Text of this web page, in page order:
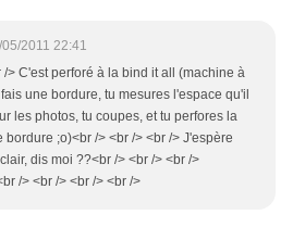
2011 22:41
/> C'est perforé à la bind it all (machine à
une bordure, tu mesures l'espace qu'il
les photos, tu coupes, et tu perfores la
bordure ;o)<br /> <br /> <br /> J'espère
dis moi ??<br /> <br /> <br />
/> <br /> <br /> <br />